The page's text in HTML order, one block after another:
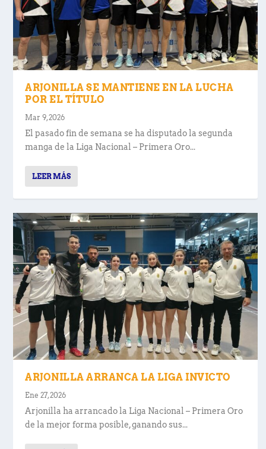
ARJONILLA SE MANTIENE EN LA LUCHA
POR EL TÍTULO
Mar 9, 2026
El pasado fin de semana se ha disputado la segunda
manga de la Liga Nacional – Primera Oro...
LEER MÁS
ARJONILLA ARRANCA LA LIGA INVICTO
Ene 27, 2026
Arjonilla ha arrancado la Liga Nacional – Primera Oro
de la mejor forma posible, ganando sus...